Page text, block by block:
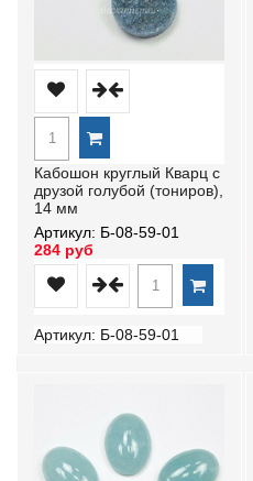
Кабошон круглый Кварц с
друзой голубой (тониров),
14 мм
Артикул: Б-08-59-01
284 руб
Артикул: Б-08-59-01